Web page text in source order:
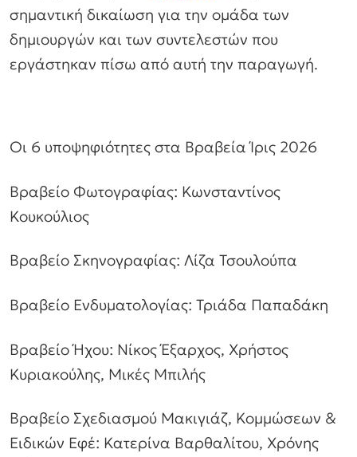
σημαντική δικαίωση για την ομάδα των
δημιουργών και των συντελεστών που
εργάστηκαν πίσω από αυτή την παραγωγή.
Οι 6 υποψηφιότητες στα Βραβεία Ίρις 2026
Βραβείο Φωτογραφίας: Κωνσταντίνος
Κουκούλιος
Βραβείο Σκηνογραφίας: Λίζα Τσουλούπα
Βραβείο Ενδυματολογίας: Τριάδα Παπαδάκη
Βραβείο Ήχου: Νίκος Έξαρχος, Χρήστος
Κυριακούλης, Μικές Μπιλής
Βραβείο Σχεδιασμού Μακιγιάζ, Κομμώσεων &
Ειδικών Εφέ: Κατερίνα Βαρθαλίτου, Χρόνης